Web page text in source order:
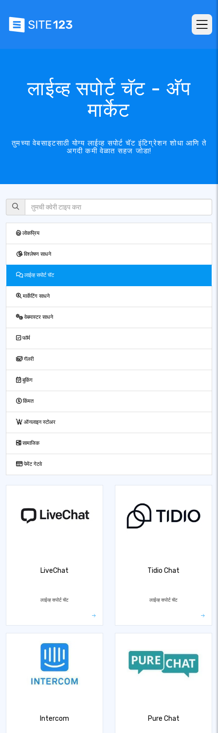
लाईव्ह सपोर्ट चॅट - अ‍ॅप
मार्केट
तुमच्या वेबसाइटसाठी योग्य लाईव्ह सपोर्ट चॅट इंटिग्रेशन शोधा आणि ते
अगदी कमी वेळात सहज जोडा!
लोकप्रिय
विश्लेषण साधने
लाईव्ह सपोर्ट चॅट
मार्केटिंग साधने
वेबमास्टर साधने
फॉर्म
गॅलरी
बुकिंग
किंमत
ऑनलाइन स्टोअर
सामाजिक
पेमेंट गेटवे
LiveChat
लाईव्ह सपोर्ट चॅट
Tidio Chat
लाईव्ह सपोर्ट चॅट
Intercom Pure Chat